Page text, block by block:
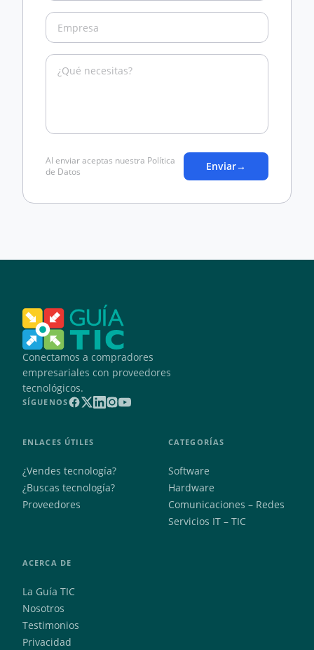
Al enviar aceptas nuestra Política
de Datos
Enviar→
Conectamos a compradores
empresariales con proveedores
tecnológicos.
SÍGUENOS
ENLACES ÚTILES
¿Vendes tecnología?
¿Buscas tecnología?
Proveedores
CATEGORÍAS
Software
Hardware
Comunicaciones – Redes
Servicios IT – TIC
ACERCA DE
La Guía TIC
Nosotros
Testimonios
Privacidad